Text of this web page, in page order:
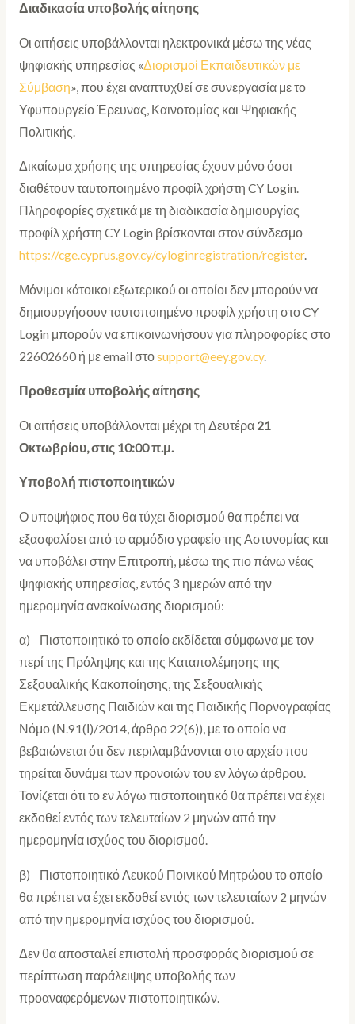
Διαδικασία υποβολής αίτησης
Οι αιτήσεις υποβάλλονται ηλεκτρονικά μέσω της νέας
ψηφιακής υπηρεσίας «Διορισμοί Εκπαιδευτικών με
Σύμβαση», που έχει αναπτυχθεί σε συνεργασία με το
Υφυπουργείο Έρευνας, Καινοτομίας και Ψηφιακής
Πολιτικής.
Δικαίωμα χρήσης της υπηρεσίας έχουν μόνο όσοι
διαθέτουν ταυτοποιημένο προφίλ χρήστη CY Login.
Πληροφορίες σχετικά με τη διαδικασία δημιουργίας
προφίλ χρήστη CY Login βρίσκονται στον σύνδεσμο
https://cge.cyprus.gov.cy/cyloginregistration/register.
Μόνιμοι κάτοικοι εξωτερικού οι οποίοι δεν μπορούν να
δημιουργήσουν ταυτοποιημένο προφίλ χρήστη στο CY
Login μπορούν να επικοινωνήσουν για πληροφορίες στο
22602660 ή με email στοsupport@eey.gov.cy.
Προθεσμία υποβολής αίτησης
Οι αιτήσεις υποβάλλονται μέχρι τη Δευτέρα 21
Οκτωβρίου, στις 10:00 π.μ.
Υποβολή πιστοποιητικών
Ο υποψήφιος που θα τύχει διορισμού θα πρέπει να
εξασφαλίσει από το αρμόδιο γραφείο της Αστυνομίας και
να υποβάλει στην Επιτροπή, μέσω της πιο πάνω νέας
ψηφιακής υπηρεσίας, εντός 3 ημερών από την
ημερομηνία ανακοίνωσης διορισμού:
α) Πιστοποιητικό το οποίο εκδίδεται σύμφωνα με τον
περί της Πρόληψης και της Καταπολέμησης της
Σεξουαλικής Κακοποίησης, της Σεξουαλικής
Εκμετάλλευσης Παιδιών και της Παιδικής Πορνογραφίας
Νόμο (Ν.91(Ι)/2014, άρθρο 22(6)), με το οποίο να
βεβαιώνεται ότι δεν περιλαμβάνονται στο αρχείο που
τηρείται δυνάμει των προνοιών του εν λόγω άρθρου.
Τονίζεται ότι το εν λόγω πιστοποιητικό θα πρέπει να έχει
εκδοθεί εντός των τελευταίων 2 μηνών από την
ημερομηνία ισχύος του διορισμού.
β) Πιστοποιητικό Λευκού Ποινικού Μητρώου το οποίο
θα πρέπει να έχει εκδοθεί εντός των τελευταίων 2 μηνών
από την ημερομηνία ισχύος του διορισμού.
Δεν θα αποσταλεί επιστολή προσφοράς διορισμού σε
περίπτωση παράλειψης υποβολής των
προαναφερόμενων πιστοποιητικών.